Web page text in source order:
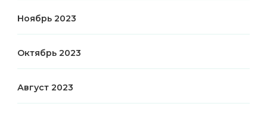
Ноябрь 2023
Октябрь 2023
Август 2023